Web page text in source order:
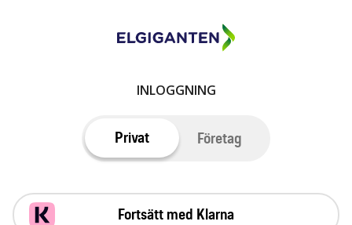
INLOGGNING
Privat Företag
Fortsätt med Klarna